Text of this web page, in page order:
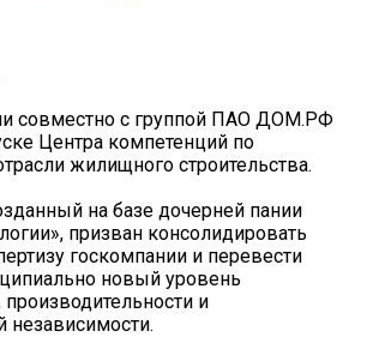
совместно с группой ПАО ДОМ.РФ
Центра компетенций по
жилищного строительства.
на базе дочерней пании
призван консолидировать
госкомпании и перевести
новый уровень
и
независимости.